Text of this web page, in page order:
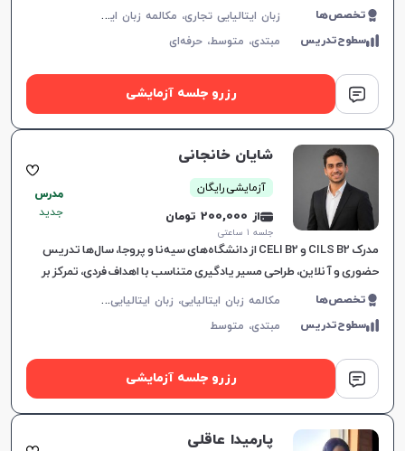
دندانپزشکی، مشاوره بورسی
تخصص‌ها ز
بان ایتالیایی تجاری، مکالمه زبان ایتالیایی، زبان ایتالیایی عمومی، زبان ایتالیایی کودکان، CILS، CELI
سطوح‌تدریس مبتدی، متوسط،حرفه‌ای
رزرو جلسه آزمایشی
شایان خانجانی
آزمایشی رایگان
از 200,000 تومان
جلسه ۱ ساعتی
مدرس
جدید
مدرک CILS B2 و CELI B2 از دانشگاه‌های سیه‌نا و پروجا، سال‌ها تدریس
حضوری و آنلاین، طراحی مسیر یادگیری متناسب با اهداف فردی، تمرکز بر
چهار مهارت زبان و آماده‌سازی کامل برای آزمون چ
تخصص‌ها م
کالمه زبان ایتالیایی، زبان ایتالیایی عمومی، CILS، CELI
سطوح‌تدریس مبتدی، متوسط
رزرو جلسه آزمایشی
پارمیدا عاقلی